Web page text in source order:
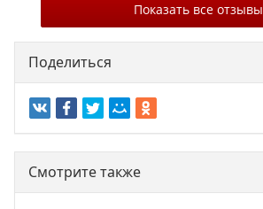
Показать все отзывы
Поделиться
Смотрите также